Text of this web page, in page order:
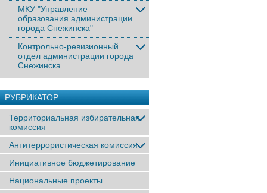
МКУ "Управление
образования администрации
города Снежинска"
Контрольно-ревизионный
отдел администрации города
Снежинска
РУБРИКАТОР
Территориальная избирательная
комиссия
Антитеррористическая комиссия
Инициативное бюджетирование
Национальные проекты